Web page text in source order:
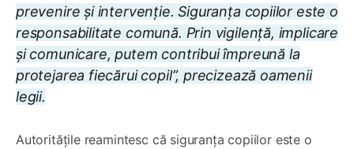
prevenire și intervenție. Siguranța copiilor este o
responsabilitate comună. Prin vigilență, implicare
și comunicare, putem contribui împreună la
protejarea fiecărui copil”, precizează oamenii
legii.
Autoritățile reamintesc că siguranța copiilor este o